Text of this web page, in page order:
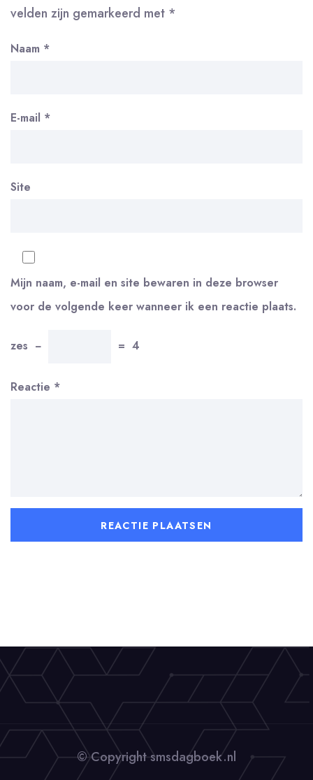
velden zijn gemarkeerd met *
Naam *
E-mail *
Site
Mijn naam, e-mail en site bewaren in deze browser
voor de volgende keer wanneer ik een reactie plaats.
zes − = 4
Reactie *
© Copyright smsdagboek.nl